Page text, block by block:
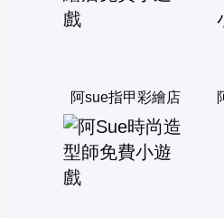
阿sue指甲彩繪店